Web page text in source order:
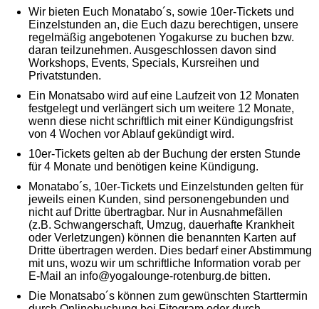
Wir bieten Euch Monatabo´s, sowie 10er-Tickets und
Einzelstunden an, die Euch dazu berechtigen, unsere
regelmäßig angebotenen Yogakurse zu buchen bzw.
daran teilzunehmen. Ausgeschlossen davon sind
Workshops, Events, Specials, Kursreihen und
Privatstunden.
Ein Monatsabo wird auf eine Laufzeit von 12 Monaten
festgelegt und verlängert sich um weitere 12 Monate,
wenn diese nicht schriftlich mit einer Kündigungsfrist
von 4 Wochen vor Ablauf gekündigt wird.
10er-Tickets gelten ab der Buchung der ersten Stunde
für 4 Monate und benötigen keine Kündigung.
Monatabo´s, 10er-Tickets und Einzelstunden gelten für
jeweils einen Kunden, sind personengebunden und
nicht auf Dritte übertragbar. Nur in Ausnahmefällen
(z.B. Schwangerschaft, Umzug, dauerhafte Krankheit
oder Verletzungen) können die benannten Karten auf
Dritte übertragen werden. Dies bedarf einer Abstimmung
mit uns, wozu wir um schriftliche Information vorab per
E-Mail an info@yogalounge-rotenburg.de bitten.
Die Monatsabo´s können zum gewünschten Starttermin